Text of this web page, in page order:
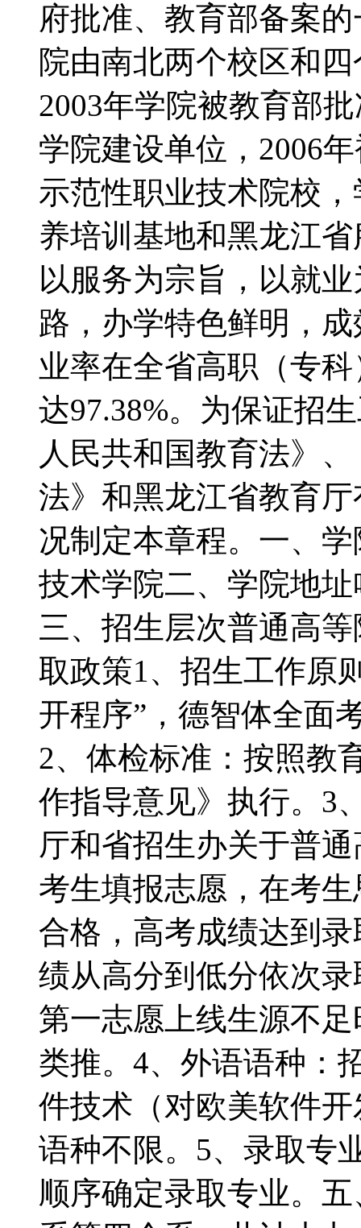
府批准、教育部备案
院由南北两个校区和
2003年学院被教育部
学院建设单位，2006
示范性职业技术院校
养培训基地和黑龙江
以服务为宗旨，以就
路，办学特色鲜明，
业率在全省高职（专
达97.38%。为保证招
人民共和国教育法》
法》和黑龙江省教育
况制定本章程。一、
技术学院二、学院地
三、招生层次普通高
取政策1、招生工作原
开程序”，德智体全面
2、体检标准：按照教
作指导意见》执行。3
厅和省招生办关于普
考生填报志愿，在考
合格，高考成绩达到
绩从高分到低分依次
第一志愿上线生源不
类推。4、外语语种：
件技术（对欧美软件
语种不限。5、录取专
顺序确定录取专业。